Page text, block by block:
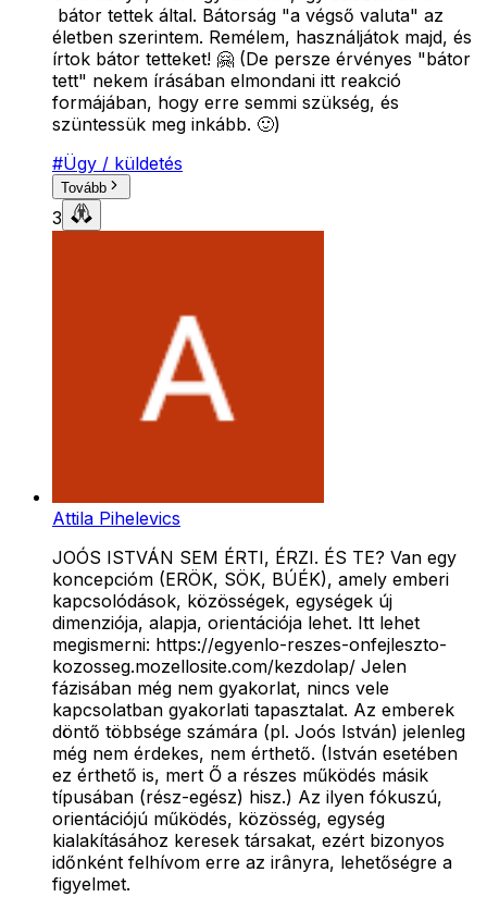
bátor tettek által. Bátorság "a végső valuta" az
életben szerintem. Remélem, használjátok majd, és
írtok bátor tetteket! 🤗 (De persze érvényes "bátor
tett" nekem írásában elmondani itt reakció
formájában, hogy erre semmi szükség, és
szüntessük meg inkább. 🙂)
#Ügy / küldetés
Tovább
3
Attila Pihelevics
JOÓS ISTVÁN SEM ÉRTI, ÉRZI. ÉS TE? Van egy
koncepcióm (ERÖK, SÖK, BÚÉK), amely emberi
kapcsolódások, közösségek, egységek új
dimenziója, alapja, orientációja lehet. Itt lehet
megismerni: https://egyenlo-reszes-onfejleszto-
kozosseg.mozellosite.com/kezdolap/ Jelen
fázisában még nem gyakorlat, nincs vele
kapcsolatban gyakorlati tapasztalat. Az emberek
döntő többsége számára (pl. Joós István) jelenleg
még nem érdekes, nem érthető. (István esetében
ez érthető is, mert Ő a részes működés másik
típusában (rész-egész) hisz.) Az ilyen fókuszú,
orientációjú működés, közösség, egység
kialakításához keresek társakat, ezért bizonyos
időnként felhívom erre az irânyra, lehetőségre a
figyelmet.